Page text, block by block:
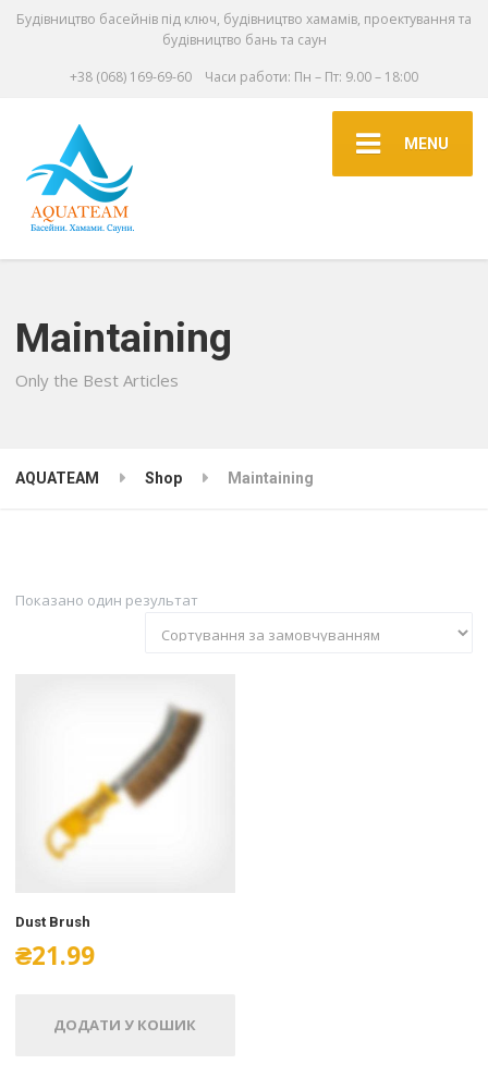
Будівництво басейнів під ключ, будівництво хамамів, проектування та
будівництво бань та саун
+38 (068) 169-69-60
Часи работи: Пн – Пт: 9.00 – 18:00
MENU
Maintaining
Only the Best Articles
AQUATEAM Shop Maintaining
Показано один результат
Dust Brush
₴21.99
ДОДАТИ У КОШИК